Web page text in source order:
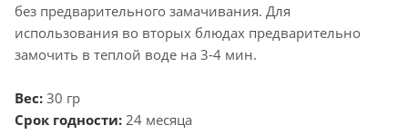
без предварительного замачивания. Для
использования во вторых блюдах предварительно
замочить в теплой воде на 3-4 мин.
Вес: 30 гр
Срок годности: 24 месяца